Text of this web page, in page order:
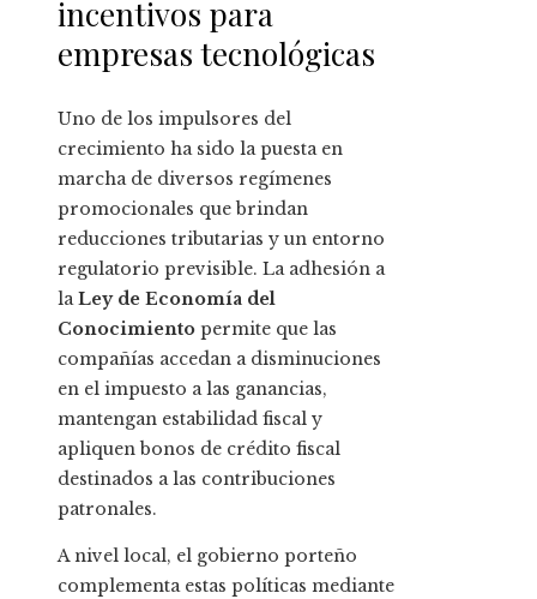
incentivos para
empresas tecnológicas
Uno de los impulsores del
crecimiento ha sido la puesta en
marcha de diversos regímenes
promocionales que brindan
reducciones tributarias y un entorno
regulatorio previsible. La adhesión a
laLey de Economía del
Conocimiento permite que las
compañías accedan a disminuciones
en el impuesto a las ganancias,
mantengan estabilidad fiscal y
apliquen bonos de crédito fiscal
destinados a las contribuciones
patronales.
A nivel local, el gobierno porteño
complementa estas políticas mediante